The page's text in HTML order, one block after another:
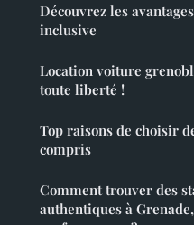
Découvrez les
inclusive
Location voiture
toute liberté !
Top raisons de choisir
compris
Comment trouver des
authentiques à